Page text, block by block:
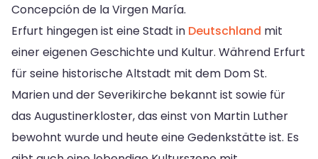
Concepción de la Virgen María.
Erfurt hingegen ist eine Stadt in Deutschland mit
einer eigenen Geschichte und Kultur. Während Erfurt
für seine historische Altstadt mit dem Dom St.
Marien und der Severikirche bekannt ist sowie für
das Augustinerkloster, das einst von Martin Luther
bewohnt wurde und heute eine Gedenkstätte ist. Es